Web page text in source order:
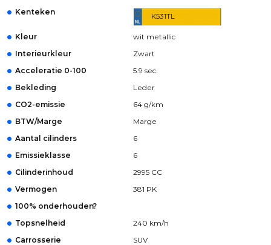
Kenteken
K531TL
Kleur
wit metallic
Interieurkleur
Zwart
Acceleratie 0-100
5.9 sec.
Bekleding
Leder
CO2-emissie
64 g/km
BTW/Marge
Marge
Aantal cilinders
6
Emissieklasse
6
Cilinderinhoud
2995 CC
Vermogen
381 PK
100% onderhouden?
Topsnelheid
240 km/h
Carrosserie
SUV